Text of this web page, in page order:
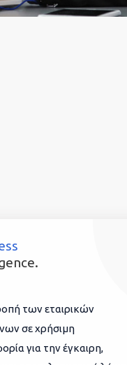
των εταιρικών
σε χρήσιμη
για την έγκαιρη,